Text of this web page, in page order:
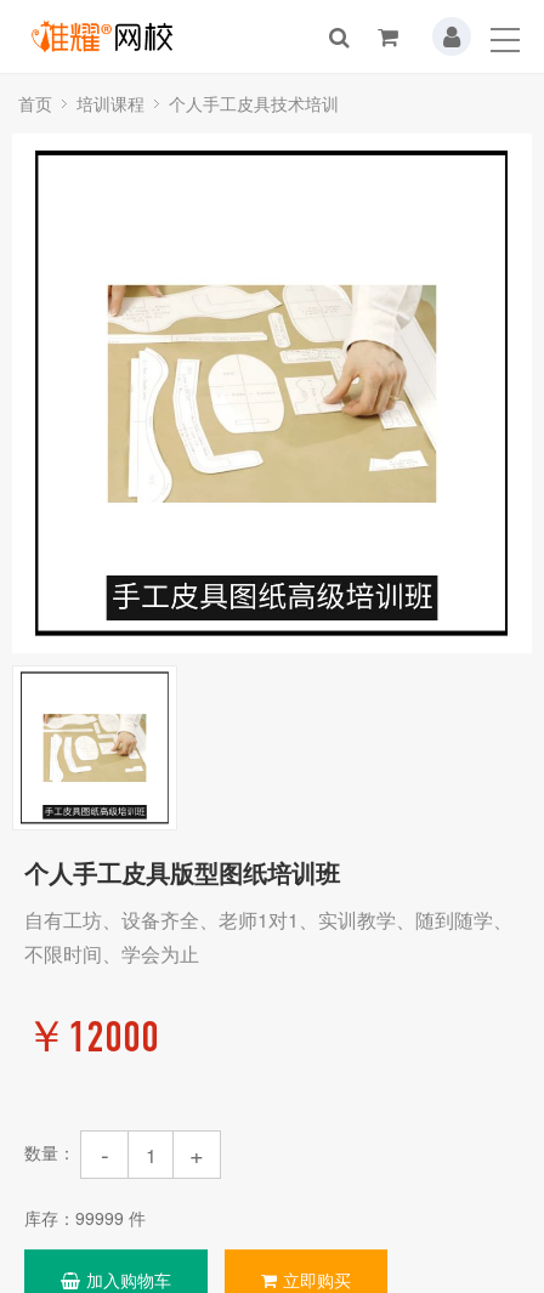
首页 培训课程 个人手工皮具技术培训
个人手工皮具版型图纸培训班
自有工坊、设备齐全、老师1对1、实训教学、随到随学、
不限时间、学会为止
￥ 12000
数量： - +
库存： 99999 件
加入购物车 立即购买